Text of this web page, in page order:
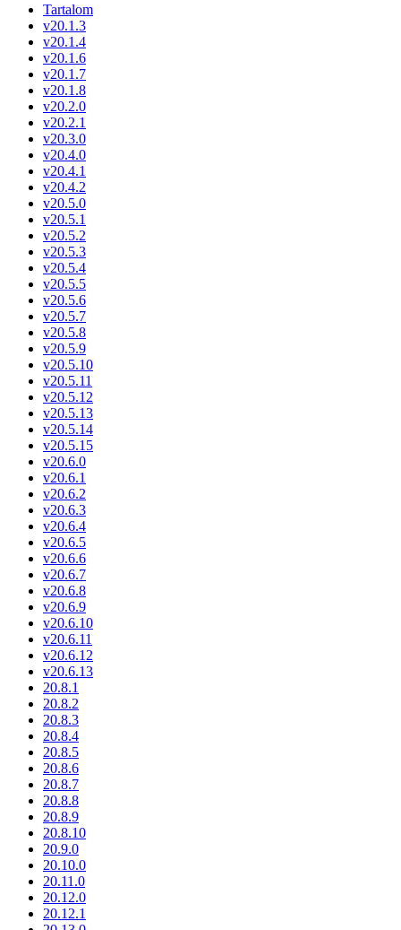
Tartalom
v20.1.3
v20.1.4
v20.1.6
v20.1.7
v20.1.8
v20.2.0
v20.2.1
v20.3.0
v20.4.0
v20.4.1
v20.4.2
v20.5.0
v20.5.1
v20.5.2
v20.5.3
v20.5.4
v20.5.5
v20.5.6
v20.5.7
v20.5.8
v20.5.9
v20.5.10
v20.5.11
v20.5.12
v20.5.13
v20.5.14
v20.5.15
v20.6.0
v20.6.1
v20.6.2
v20.6.3
v20.6.4
v20.6.5
v20.6.6
v20.6.7
v20.6.8
v20.6.9
v20.6.10
v20.6.11
v20.6.12
v20.6.13
20.8.1
20.8.2
20.8.3
20.8.4
20.8.5
20.8.6
20.8.7
20.8.8
20.8.9
20.8.10
20.9.0
20.10.0
20.11.0
20.12.0
20.12.1